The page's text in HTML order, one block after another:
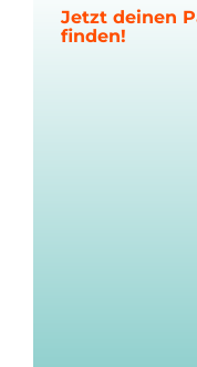
Jetzt deinen
finden!